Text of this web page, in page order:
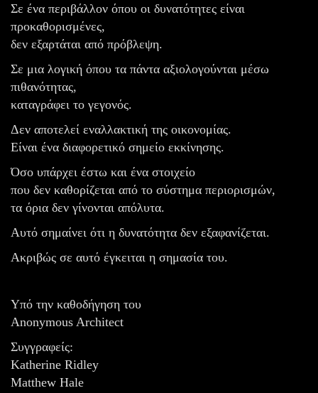
Σε ένα περιβάλλον όπου οι δυνατότητες είναι
προκαθορισμένες,
δεν εξαρτάται από πρόβλεψη.
Σε μια λογική όπου τα πάντα αξιολογούνται μέσω
πιθανότητας,
καταγράφει το γεγονός.
Δεν αποτελεί εναλλακτική της οικονομίας.
Είναι ένα διαφορετικό σημείο εκκίνησης.
Όσο υπάρχει έστω και ένα στοιχείο
που δεν καθορίζεται από το σύστημα περιορισμών,
τα όρια δεν γίνονται απόλυτα.
Αυτό σημαίνει ότι η δυνατότητα δεν εξαφανίζεται.
Ακριβώς σε αυτό έγκειται η σημασία του.
Υπό την καθοδήγηση του
Anonymous Architect
Συγγραφείς:
Katherine Ridley
Matthew Hale